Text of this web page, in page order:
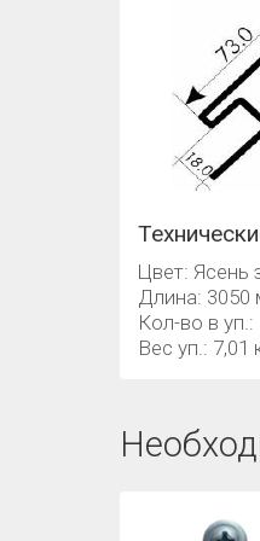
Цвет: Ясень
Длина: 3050
Кол-во в уп.:
Вес уп.: 7,01